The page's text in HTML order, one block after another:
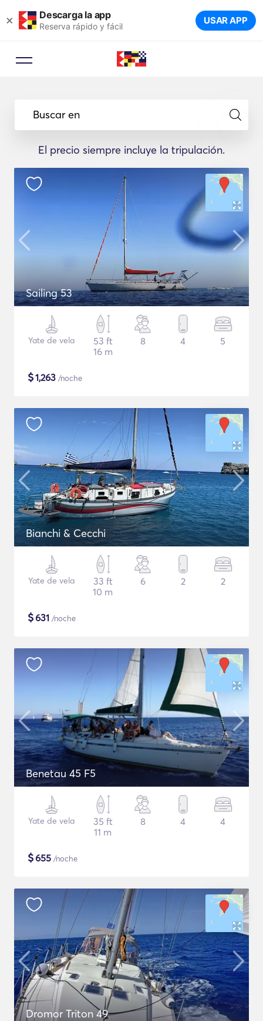
× Descarga la app
Reserva rápido y fácil USAR APP
Buscar en
El precio siempre incluye la tripulación.
Sailing 53
Yate de vela
53 ft
16 m
8 4 5
$1,263 /noche
Bianchi & Cecchi
Yate de vela
33 ft
10 m
6 2 2
$631 /noche
Benetau 45 F5
Yate de vela
35 ft
11 m
8 4 4
$655 /noche
Dromor Triton 49